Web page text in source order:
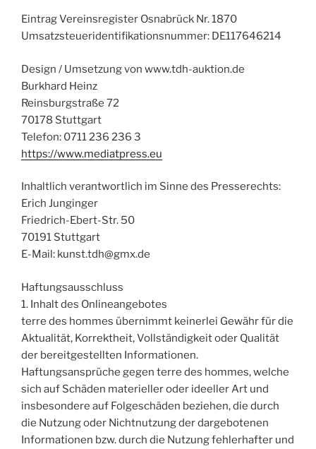
Eintrag Vereinsregister Osnabrück Nr. 1870
Umsatzsteueridentifikationsnummer: DE117646214
Design / Umsetzung von www.tdh-auktion.de
Burkhard Heinz
Reinsburgstraße 72
70178 Stuttgart
Telefon: 0711 236 236 3
https://www.mediatpress.eu
Inhaltlich verantwortlich im Sinne des Presserechts:
Erich Junginger
Friedrich-Ebert-Str. 50
70191 Stuttgart
E-Mail: kunst.tdh@gmx.de
Haftungsausschluss
1. Inhalt des Onlineangebotes
terre des hommes übernimmt keinerlei Gewähr für die
Aktualität, Korrektheit, Vollständigkeit oder Qualität
der bereitgestellten Informationen.
Haftungsansprüche gegen terre des hommes, welche
sich auf Schäden materieller oder ideeller Art und
insbesondere auf Folgeschäden beziehen, die durch
die Nutzung oder Nichtnutzung der dargebotenen
Informationen bzw. durch die Nutzung fehlerhafter und